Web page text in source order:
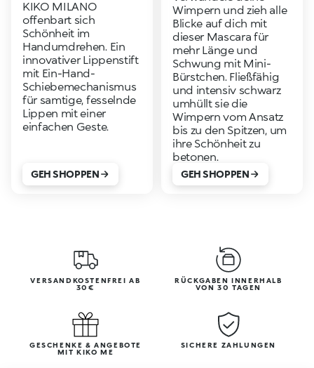
KIKO MILANO
offenbart sich
Schönheit im
Handumdrehen. Ein
innovativer Lippenstift
mit Ein-Hand-
Schiebemechanismus
für samtige, fesselnde
Lippen mit einer
einfachen Geste.
GEH SHOPPEN
Wimpern und zieh alle
Blicke auf dich mit
dieser Mascara für
mehr Länge und
Schwung mit Mini-
Bürstchen. Fließfähig
und intensiv schwarz
umhüllt sie die
Wimpern vom Ansatz
bis zu den Spitzen, um
ihre Schönheit zu
betonen.
GEH SHOPPEN
VERSANDKOSTENFREI AB
30€
RÜCKGABEN INNERHALB
VON 30 TAGEN
GESCHENKE & ANGEBOTE
MIT KIKO ME
SICHERE ZAHLUNGEN